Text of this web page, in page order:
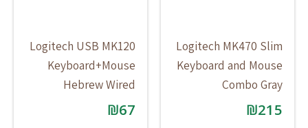
Logitech MK470 Slim
Keyboard and Mouse
Combo Gray
₪215
Logitech USB MK120
Keyboard+Mouse
Hebrew Wired
₪67